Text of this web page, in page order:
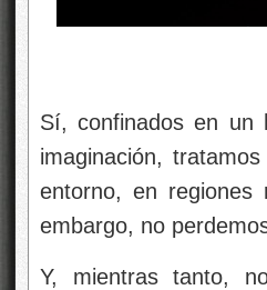
Sí, confinados en un
imaginación,
entorno, en regiones
embargo, no
Y, mientras tanto,